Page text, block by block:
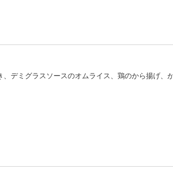
デミグラスソースのオムライス、鶏のから揚げ、